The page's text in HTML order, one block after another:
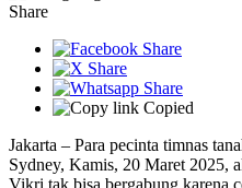
Share
Copied
Jakarta – Para pecinta timnas
Sydney, Kamis, 20 Maret 2025,
Vikri tak bisa bergabung karena